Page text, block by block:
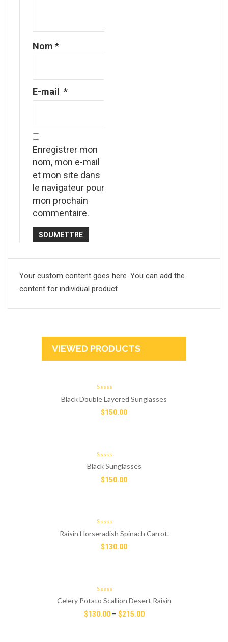
Nom *
E-mail *
Enregistrer mon
nom, mon e-mail
et mon site dans
le navigateur pour
mon prochain
commentaire.
Your custom content goes here. You can add the
content for individual product
VIEWED PRODUCTS
Black Double Layered Sunglasses
$150.00
Black Sunglasses
$150.00
Raisin Horseradish Spinach Carrot.
$130.00
Celery Potato Scallion Desert Raisin
$130.00– $215.00